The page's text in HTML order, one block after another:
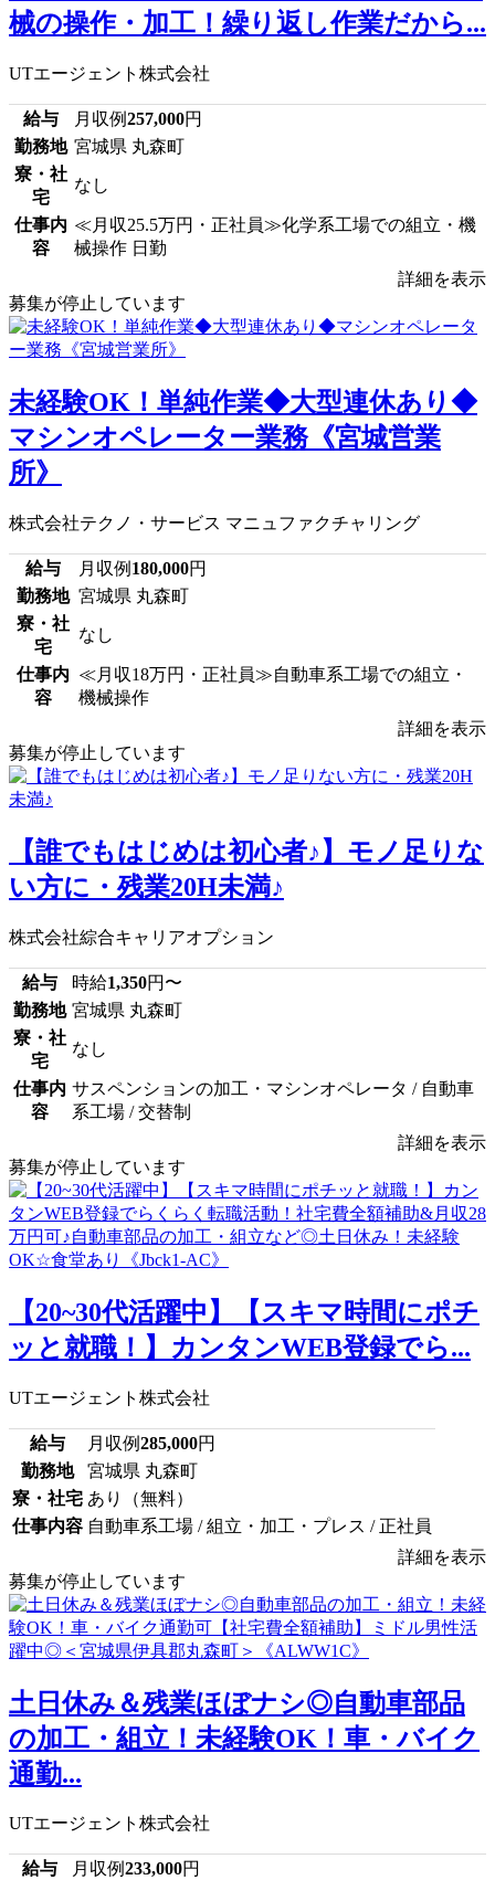
械の操作・加工！繰り返し作業だから...
UTエージェント株式会社
給与 月収例257,000円
勤務地 宮城県 丸森町
寮・社
宅
なし
仕事内
容
≪月収25.5万円・正社員≫化学系工場での組立・機
械操作 日勤
詳細を表示
募集が停止しています
未経験OK！単純作業◆大型連休あり◆
マシンオペレーター業務《宮城営業
所》
株式会社テクノ・サービス マニュファクチャリング
給与 月収例 180,000円
勤務地 宮城県 丸森町
寮・社
宅
なし
仕事内
容
≪月収18万円・正社員≫自動車系工場での組立・
機械操作
詳細を表示
募集が停止しています
【誰でもはじめは初心者♪】モノ足りな
い方に・残業20H未満♪
株式会社綜合キャリアオプション
給与 時給1,350円〜
勤務地 宮城県 丸森町
寮・社
宅
なし
仕事内
容
サスペンションの加工・マシンオペレータ / 自動車
系工場 / 交替制
詳細を表示
募集が停止しています
【20~30代活躍中】【スキマ時間にポチ
ッと就職！】カンタンWEB登録でら...
UTエージェント株式会社
給与 月収例285,000円
勤務地
宮城県 丸森町
寮・社宅 あり（無料）
仕事内容 自動車系工場 / 組立・加工・プレス / 正社員
詳細を表示
募集が停止しています
土日休み＆残業ほぼナシ◎自動車部品
の加工・組立！未経験OK！車・バイク
通勤...
UTエージェント株式会社
給与 月収例233,000円